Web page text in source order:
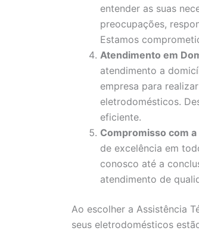
entender as suas
preocupações,
Estamos
Atendimento em
atendimento a
empresa para
eletrodomésticos.
eficiente.
Compromisso com a
de excelência em
conosco até a
atendimento de
Ao escolher a Assistência
seus eletrodomésticos